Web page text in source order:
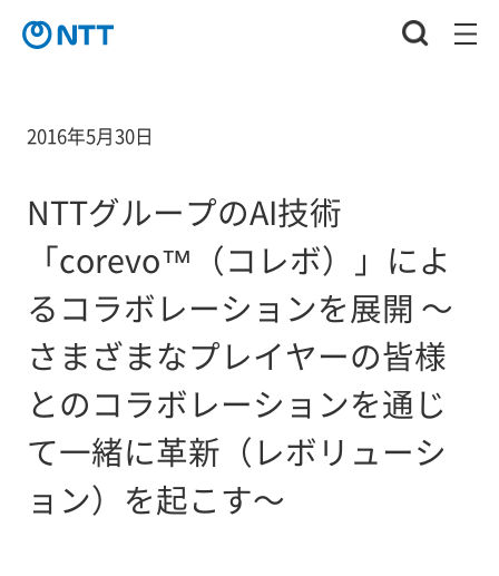
2016年5月30日
NTTグループのAI技術
「corevo™（コレボ）」によ
るコラボレーションを展開 ～
さまざまなプレイヤーの皆様
とのコラボレーションを通じ
て一緒に革新（レボリューシ
ョン）を起こす～